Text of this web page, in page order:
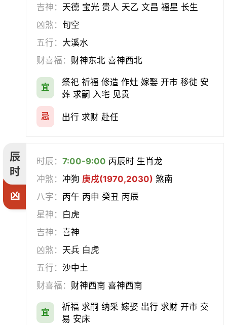
吉神： 天德 宝光 贵人 天乙 文昌 福星 长生
凶煞：旬空
五行： 大溪水
财喜福： 财神东北 喜神西北
宜
祭祀 祈福 修造 作灶 嫁娶 开市 移徙 安
葬 求嗣 入宅 见贵
忌 出行 求财 赴任
辰
时
凶
时辰：7:00-9:00 丙辰时 生肖龙
冲煞：冲狗 庚戌(1970,2030) 煞南
八字： 丙午 丙申 癸丑 丙辰
星神： 白虎
吉神：喜神
凶煞： 天兵 白虎
五行：沙中土
财喜福： 财神西南 喜神西南
宜
祈福 求嗣 纳采 嫁娶 出行 求财 开市 交
易 安床